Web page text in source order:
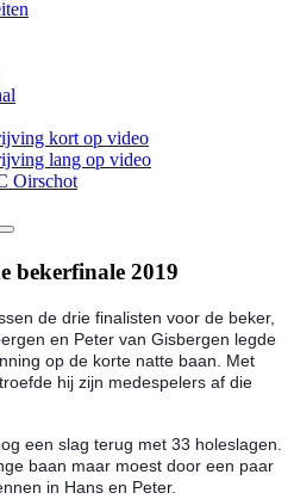
kort op video
lang op video
Oirschot
bekerfinale 2019
de drie finalisten voor de beker,
en Peter van Gisbergen legde
op de korte natte baan. Met
hij zijn medespelers af die
een slag terug met 33 holeslagen.
baan maar moest door een paar
in Hans en Peter.